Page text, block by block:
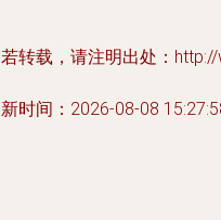
转载，请注明出处：
时间：2026-08-08